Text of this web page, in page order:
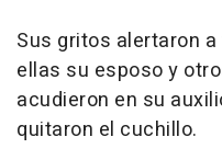
Sus gritos alertaron
ellas su esposo y
acudieron en su
quitaron el cuchillo.